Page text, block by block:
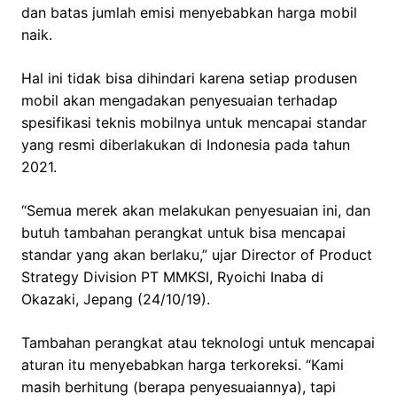
dan batas jumlah emisi menyebabkan harga mobil
naik.
Hal ini tidak bisa dihindari karena setiap produsen
mobil akan mengadakan penyesuaian terhadap
spesifikasi teknis mobilnya untuk mencapai standar
yang resmi diberlakukan di Indonesia pada tahun
2021.
“Semua merek akan melakukan penyesuaian ini, dan
butuh tambahan perangkat untuk bisa mencapai
standar yang akan berlaku,” ujar Director of Product
Strategy Division PT MMKSI, Ryoichi Inaba di
Okazaki, Jepang (24/10/19).
Tambahan perangkat atau teknologi untuk mencapai
aturan itu menyebabkan harga terkoreksi. “Kami
masih berhitung (berapa penyesuaiannya), tapi